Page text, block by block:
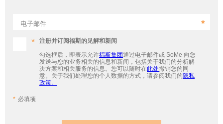
电子邮件
注册并订阅福斯的见解和新闻
勾选框后，即表示允许福斯集团通过电子邮件或 SoMe 向您
发送与您的业务相关的信息和新闻，包括关于我们的分析解
决方案和相关服务的信息。您可以随时在此处撤销您的同
意。关于我们处理您的个人数据的方式，请参阅我们的隐私
政策。
必填项